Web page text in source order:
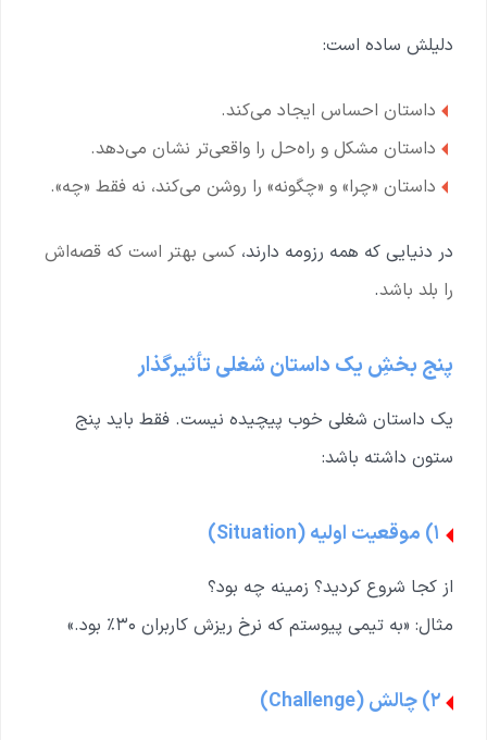
دلیلش ساده است:
داستان احساس ایجاد می‌کند.
داستان مشکل و راه‌حل را واقعی‌تر نشان می‌دهد.
داستان «چرا» و «چگونه» را روشن می‌کند، نه فقط «چه».
در دنیایی که همه رزومه دارند، کسی بهتر است که قصه‌اش
را بلد باشد.
پنج بخشِ یک داستان شغلی تأثیرگذار
یک داستان شغلی خوب پیچیده نیست. فقط باید پنج
ستون داشته باشد:
۱) موقعیت اولیه (Situation)
از کجا شروع کردید؟ زمینه چه بود؟
مثال: «به تیمی پیوستم که نرخ ریزش کاربران ۳۰٪ بود.»
۲) چالش (Challenge)